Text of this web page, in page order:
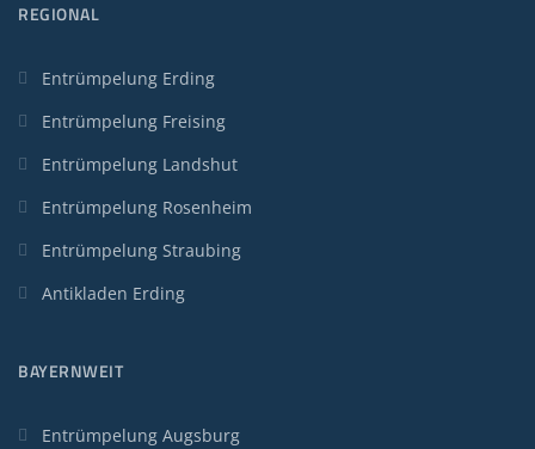
REGIONAL
Entrümpelung Erding
Entrümpelung Freising
Entrümpelung Landshut
Entrümpelung Rosenheim
Entrümpelung Straubing
Antikladen Erding
BAYERNWEIT
Entrümpelung Augsburg